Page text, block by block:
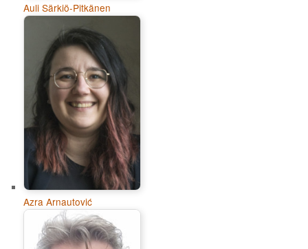
Auli Särkiö-Pitkänen
Azra Arnautović